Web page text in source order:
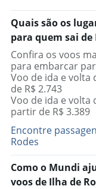
Quais são os
para quem sai de
Confira os voos
para embarcar
Voo de ida e volta
de R$ 2.743
Voo de ida e volta
partir de R$ 3.389
Encontre
Rodes
Como o Mundi
voos de Ilha de